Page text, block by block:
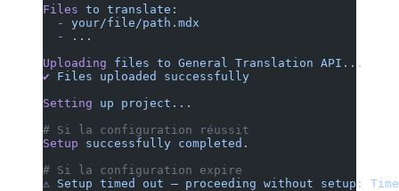
Files to translate:
  -
your/file/path.mdx
  -
...
Uploading files to General Translation API...
✔ Files uploaded
successfully
Setting up project...
# Si la configuration réussit
Setup successfully completed.
# Si la configuration expire
⚠ Setup timed out — proceeding without setup: